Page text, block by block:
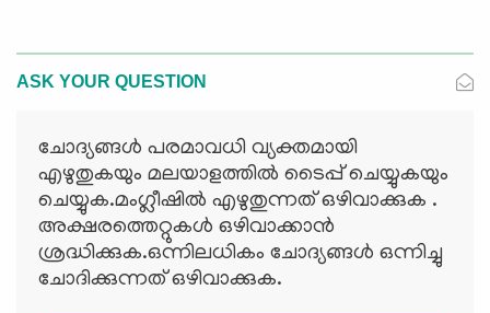
ASK YOUR QUESTION
ചോദ്യങ്ങള്‍ പരമാവധി വ്യക്തമായി
എഴുതുകയും മലയാളത്തില്‍ ടൈപ്പ് ചെയ്യുകയും
ചെയ്യുക.മംഗ്ലീഷില്‍ എഴുതുന്നത് ഒഴിവാക്കുക .
അക്ഷരത്തെറ്റുകള്‍ ഒഴിവാക്കാന്‍
ശ്രദ്ധിക്കുക.ഒന്നിലധികം ചോദ്യങ്ങള്‍ ഒന്നിച്ചു
ചോദിക്കുന്നത് ഒഴിവാക്കുക.